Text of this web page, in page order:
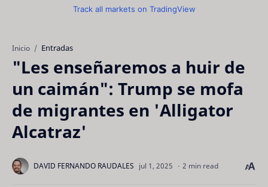
Track all markets on TradingView
Inicio Entradas
"Les enseñaremos a huir de
un caimán": Trump se mofa
de migrantes en 'Alligator
Alcatraz'
2 min read